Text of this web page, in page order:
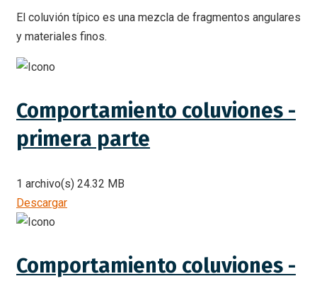
El coluvión típico es una mezcla de fragmentos angulares
y materiales finos.
Comportamiento coluviones -
primera parte
1 archivo(s) 24.32 MB
Descargar
Comportamiento coluviones -